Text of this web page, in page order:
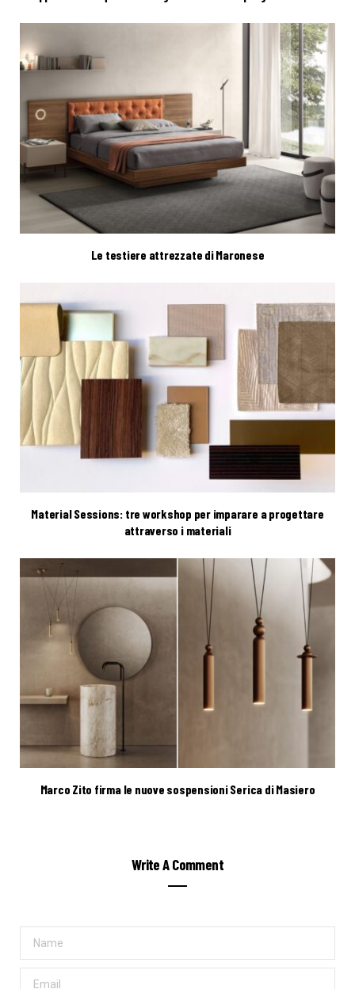
Le testiere attrezzate di Maronese
Material Sessions: tre workshop per imparare a progettare
attraverso i materiali
Marco Zito firma le nuove sospensioni Serica di Masiero
Write A Comment